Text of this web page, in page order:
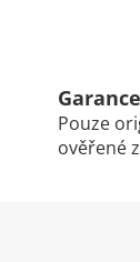
Pouze
ověřené